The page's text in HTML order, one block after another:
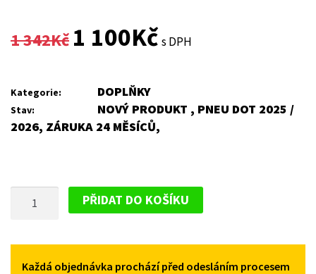
1 342Kč
Original
was:
1 100KčCurrent
1
s DPH
Kategorie: DOPLŇKY
Stav:
NOVÝ PRODUKT , PNEU DOT 2025 /
2026, ZÁRUKA 24 MĚSÍCŮ,
DO
PŘIDAT DO KOŠÍKU
Každá objednávka prochází před odesláním procesem